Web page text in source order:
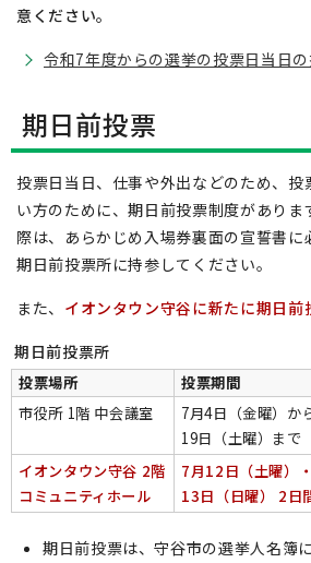
意ください。
令和7年度からの選挙の投票日当日
期日前投票
投票日当日、仕事や外出などのため、投
い方のために、期日前投票制度がありま
際は、あらかじめ入場券裏面の宣誓書に
期日前投票所に持参してください。
また、 イオンタウン守谷に新たに期日前
期日前投票所
投票場所 投票期間
市役所 1階 中会議室
7月4日（金曜）か
19日（土曜）まで
イオンタウン守谷 2階
コミュニティホール
7月12日（土曜）
13日（日曜） 2日
期日前投票は、守谷市の選挙人名簿